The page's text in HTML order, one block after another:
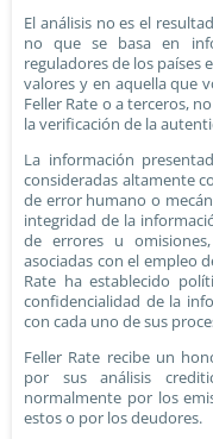
El análisis no es el
no que se basa en
reguladores de los países
valores y en aquella que
Feller Rate o a terceros,
la verificación de la
La información
consideradas altamente
de error humano o
integridad de la
de errores u
asociadas con el empleo
Rate ha establecido
confidencialidad de la
con cada uno de sus
Feller Rate recibe un
por sus análisis
normalmente por los
estos o por los deudores.